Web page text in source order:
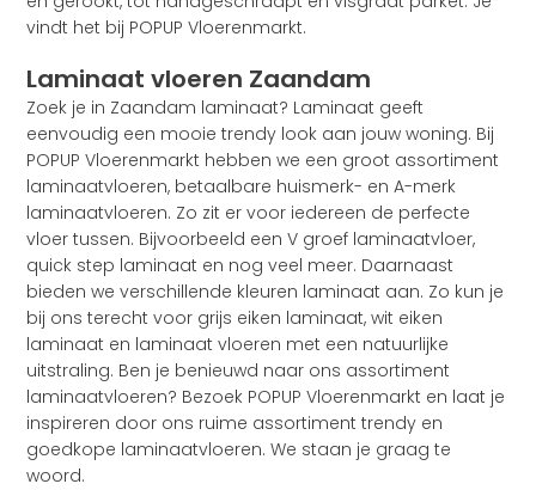
vindt het bij POPUP Vloerenmarkt.
Laminaat vloeren Zaandam
Zoek je in Zaandam laminaat? Laminaat geeft
eenvoudig een mooie trendy look aan jouw woning. Bij
POPUP Vloerenmarkt hebben we een groot assortiment
laminaatvloeren, betaalbare huismerk- en A-merk
laminaatvloeren. Zo zit er voor iedereen de perfecte
vloer tussen. Bijvoorbeeld een V groef laminaatvloer,
quick step laminaat en nog veel meer. Daarnaast
bieden we verschillende kleuren laminaat aan. Zo kun je
bij ons terecht voor grijs eiken laminaat, wit eiken
laminaat en laminaat vloeren met een natuurlijke
uitstraling. Ben je benieuwd naar ons assortiment
laminaatvloeren? Bezoek POPUP Vloerenmarkt en laat je
inspireren door ons ruime assortiment trendy en
goedkope laminaatvloeren. We staan je graag te
woord.